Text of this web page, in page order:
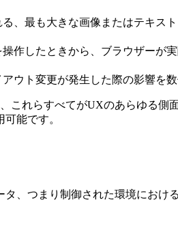
、最も大きな画像またはテキス
作したときから、ブラウザーが
ウト変更が発生した際の影響を
これらすべてがUXのあらゆる側
能です。
タ、つまり制御された環境にお